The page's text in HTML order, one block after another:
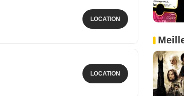
LOCATION
LOCATION